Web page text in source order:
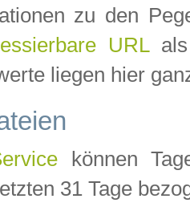
zu den
URLals
liegen hier
können
31 Tage